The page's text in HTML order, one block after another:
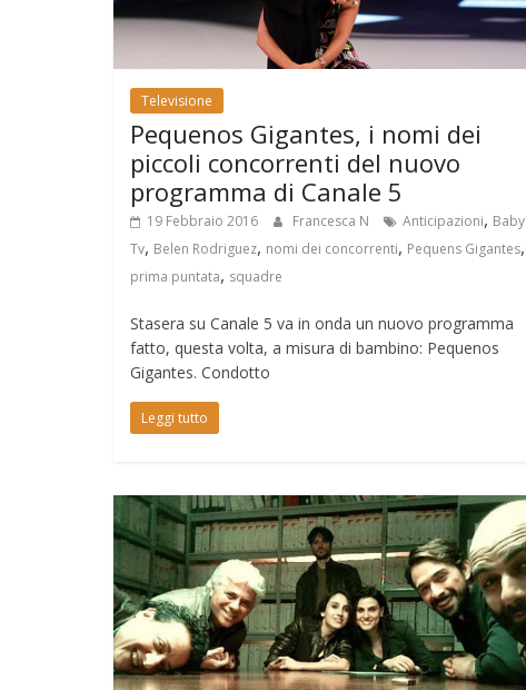
Televisione
Pequenos Gigantes, i nomi dei
piccoli concorrenti del nuovo
programma di Canale 5
19 Febbraio 2016 Francesca N Anticipazioni, Baby
Tv, Belen Rodriguez, nomi dei concorrenti, Pequens Gigantes,
prima puntata, squadre
Stasera su Canale 5 va in onda un nuovo programma
fatto, questa volta, a misura di bambino: Pequenos
Gigantes. Condotto
Leggi tutto